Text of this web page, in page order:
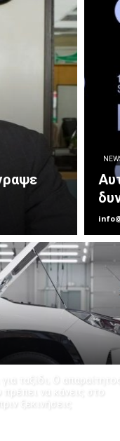
για ταξίδι; Ο απαραίτητος
να κάνεις στο
ξεκινήσεις